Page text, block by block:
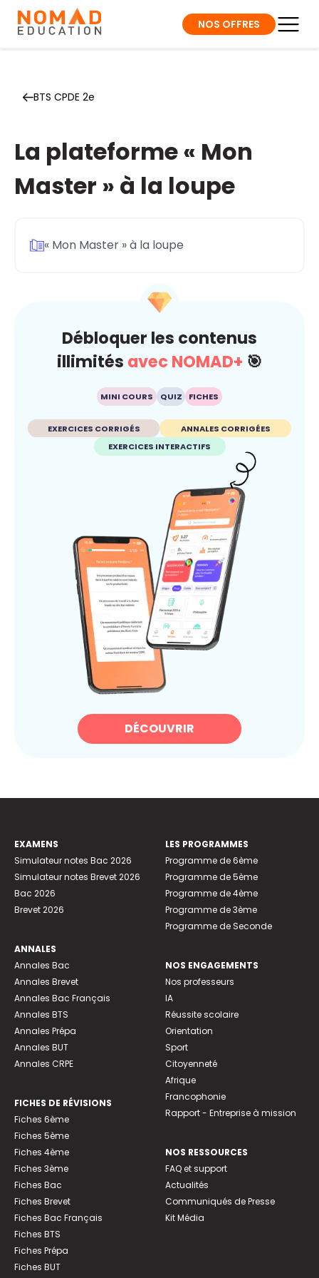
NOS OFFRES
BTS CPDE 2e
La plateforme « Mon
Master » à la loupe
« Mon Master » à la loupe
Débloquer les contenus
illimités avec NOMAD+ 🎯
MINI COURS QUIZ FICHES
EXERCICES CORRIGÉS
ANNALES CORRIGÉES
EXERCICES INTERACTIFS
DÉCOUVRIR
EXAMENS
Simulateur notes Bac 2026
Simulateur notes Brevet 2026
Bac 2026
Brevet 2026
ANNALES
Annales Bac
Annales Brevet
Annales Bac Français
Annales BTS
Annales Prépa
Annales BUT
Annales CRPE
FICHES DE RÉVISIONS
Fiches 6ème
Fiches 5ème
Fiches 4ème
Fiches 3ème
Fiches Bac
Fiches Brevet
Fiches Bac Français
Fiches BTS
Fiches Prépa
Fiches BUT
LES PROGRAMMES
Programme de 6ème
Programme de 5ème
Programme de 4ème
Programme de 3ème
Programme de Seconde
NOS ENGAGEMENTS
Nos professeurs
IA
Réussite scolaire
Orientation
Sport
Citoyenneté
Afrique
Francophonie
Rapport - Entreprise à mission
NOS RESSOURCES
FAQ et support
Actualités
Communiqués de Presse
Kit Média